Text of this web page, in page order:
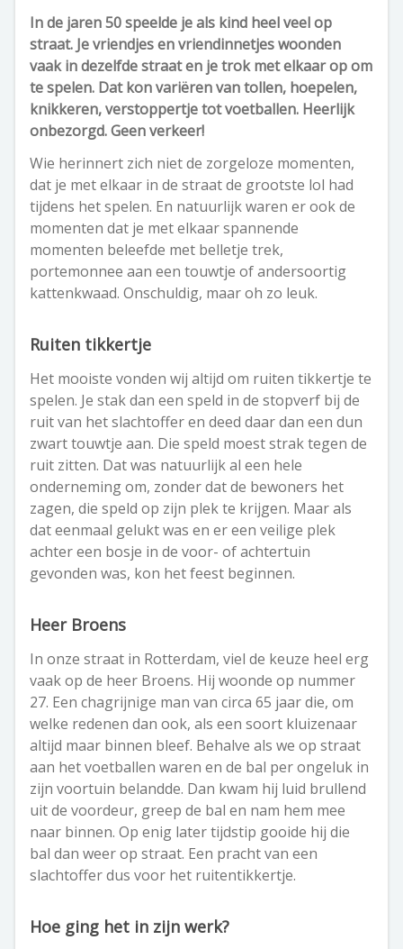
In de jaren 50 speelde je als kind heel veel op
straat. Je vriendjes en vriendinnetjes woonden
vaak in dezelfde straat en je trok met elkaar op om
te spelen. Dat kon variëren van tollen, hoepelen,
knikkeren, verstoppertje tot voetballen. Heerlijk
onbezorgd. Geen verkeer!
Wie herinnert zich niet de zorgeloze momenten,
dat je met elkaar in de straat de grootste lol had
tijdens het spelen. En natuurlijk waren er ook de
momenten dat je met elkaar spannende
momenten beleefde met belletje trek,
portemonnee aan een touwtje of andersoortig
kattenkwaad. Onschuldig, maar oh zo leuk.
Ruiten tikkertje
Het mooiste vonden wij altijd om ruiten tikkertje te
spelen. Je stak dan een speld in de stopverf bij de
ruit van het slachtoffer en deed daar dan een dun
zwart touwtje aan. Die speld moest strak tegen de
ruit zitten. Dat was natuurlijk al een hele
onderneming om, zonder dat de bewoners het
zagen, die speld op zijn plek te krijgen. Maar als
dat eenmaal gelukt was en er een veilige plek
achter een bosje in de voor- of achtertuin
gevonden was, kon het feest beginnen.
Heer Broens
In onze straat in Rotterdam, viel de keuze heel erg
vaak op de heer Broens. Hij woonde op nummer
27. Een chagrijnige man van circa 65 jaar die, om
welke redenen dan ook, als een soort kluizenaar
altijd maar binnen bleef. Behalve als we op straat
aan het voetballen waren en de bal per ongeluk in
zijn voortuin belandde. Dan kwam hij luid brullend
uit de voordeur, greep de bal en nam hem mee
naar binnen. Op enig later tijdstip gooide hij die
bal dan weer op straat. Een pracht van een
slachtoffer dus voor het ruitentikkertje.
Hoe ging het in zijn werk?